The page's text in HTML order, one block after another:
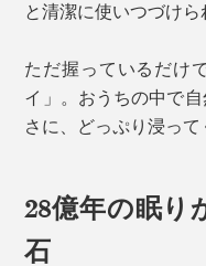
と清潔に使いつづけら
ただ握っているだけ
イ」。おうちの中で
さに、どっぷり浸って
28億年の眠り
石